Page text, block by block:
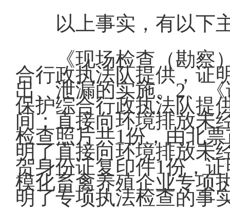
以上事实，有以下
《现场检查（勘
合行政执法队提供，证
出、泄漏的实施。2、
保护综合行政执法队提
间；直接向环境排放未
检查照片共1份，由北
明了直接向环境排放未
贺身份证复印件1份，
模化畜禽养殖企业专项
明了专项执法检查的事